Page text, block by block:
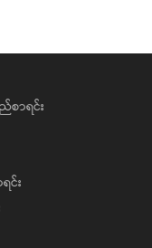
ာရင်း
င်း